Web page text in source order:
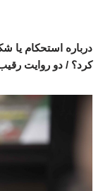
درباره استحکام یا
کرد؟ / دو روایت